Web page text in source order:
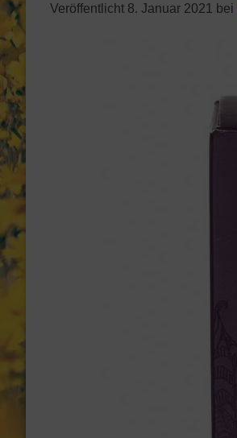
Veröffentlicht 8. Januar 2021 bei